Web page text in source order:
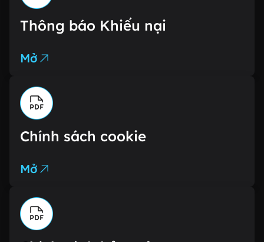
Thông báo Khiếu nại
Mở
Chính sách cookie
Mở